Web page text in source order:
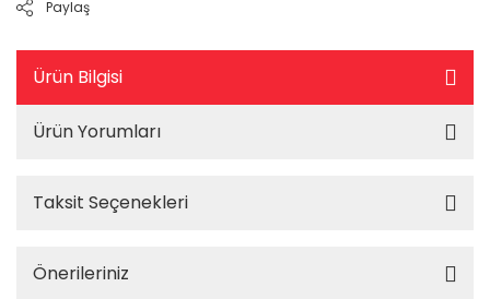
Paylaş
Ürün Bilgisi
Ürün Yorumları
Taksit Seçenekleri
Önerileriniz